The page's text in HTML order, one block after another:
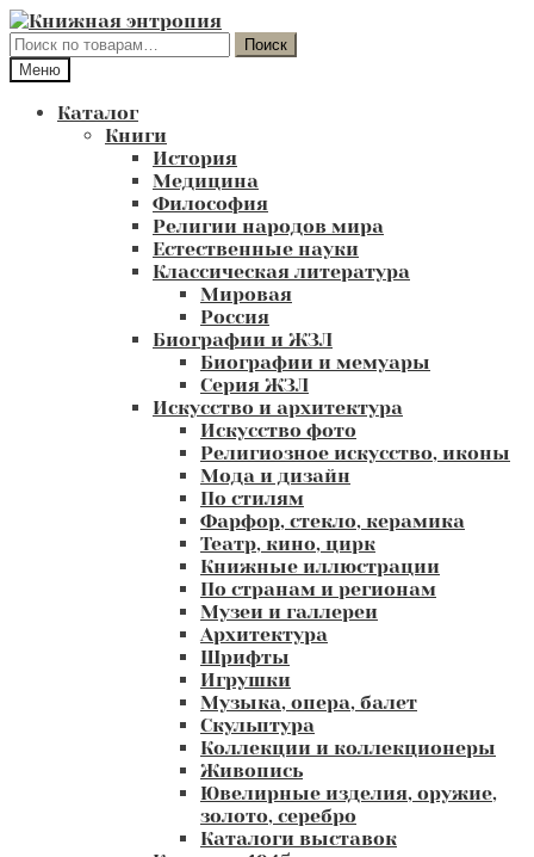
Перейти
к
навигации
Перейти
к
содержимому
Искать:
Поиск
Меню
Каталог
Книги
История
Медицина
Философия
Религии народов мира
Естественные науки
Классическая литература
Мировая
Россия
Биографии и ЖЗЛ
Биографии и мемуары
Серия ЖЗЛ
Искусство и архитектура
Искусство фото
Религиозное искусство, иконы
Мода и дизайн
По стилям
Фарфор, стекло, керамика
Театр, кино, цирк
Книжные иллюстрации
По странам и регионам
Музеи и галлереи
Архитектура
Шрифты
Игрушки
Музыка, опера, балет
Скульптура
Коллекции и коллекционеры
Живопись
Ювелирные изделия, оружие,
золото, серебро
Каталоги выставок